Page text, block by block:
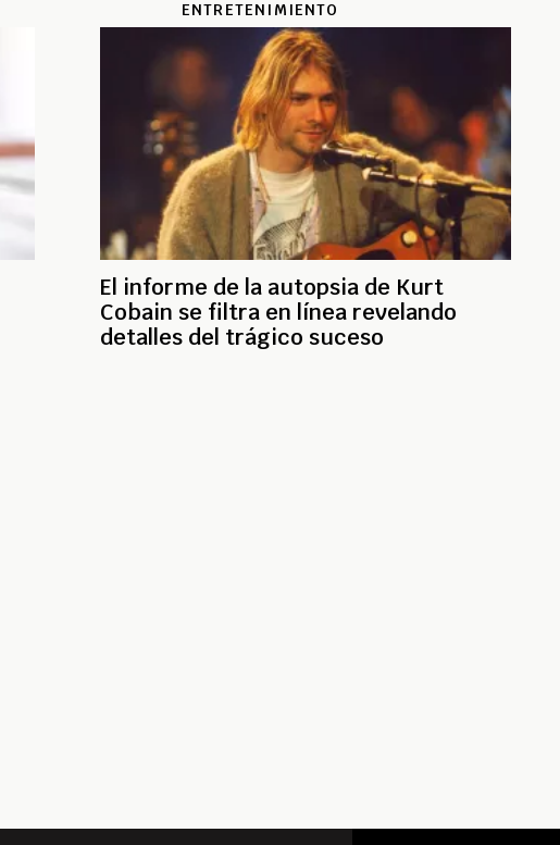
ENTRETENIMIENTO
El informe de la autopsia de Kurt
Cobain se filtra en línea revelando
detalles del trágico suceso